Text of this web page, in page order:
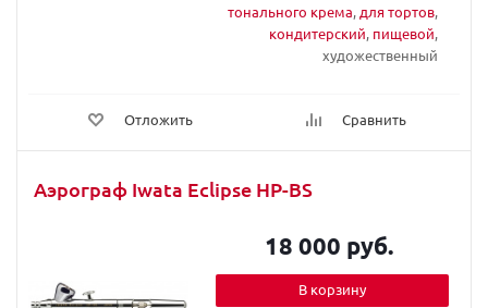
тонального крема, для тортов,
кондитерский, пищевой,
художественный
Отложить Сравнить
Аэрограф Iwata Eclipse HP-BS
18 000 руб.
В корзину